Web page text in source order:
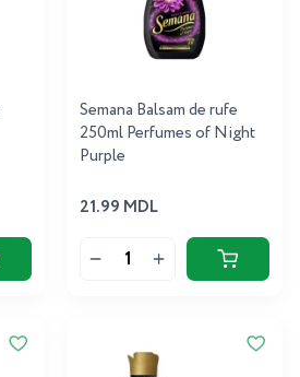
Semana Balsam de rufe
250ml Perfumes of Night
Purple
21.99 MDL